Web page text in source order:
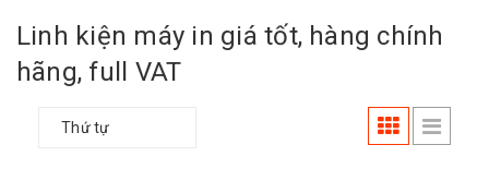
Linh kiện máy in giá tốt, hàng chính
hãng, full VAT
Thứ tự